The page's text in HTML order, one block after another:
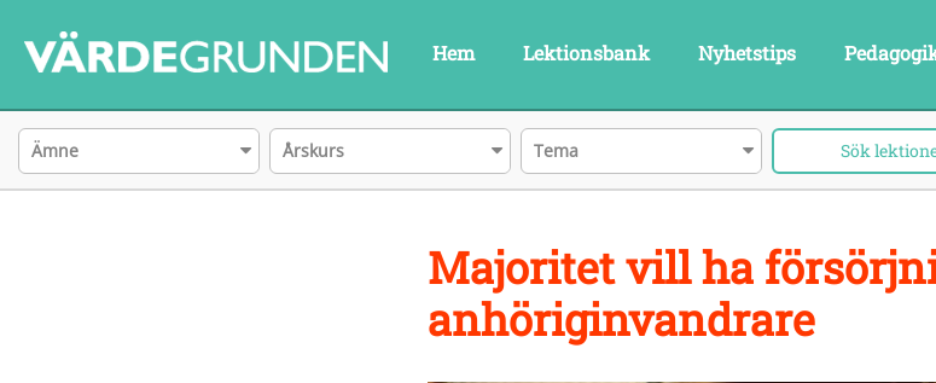
Hem Lektionsbank Nyhetstips
Ämne Årskurs Tema
Majoritet vill ha
anhöriginvandrare